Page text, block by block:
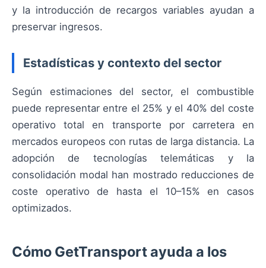
y la introducción de recargos variables ayudan a
preservar ingresos.
Estadísticas y contexto del sector
Según estimaciones del sector, el combustible
puede representar entre el 25% y el 40% del coste
operativo total en transporte por carretera en
mercados europeos con rutas de larga distancia. La
adopción de tecnologías telemáticas y la
consolidación modal han mostrado reducciones de
coste operativo de hasta el 10–15% en casos
optimizados.
Cómo GetTransport ayuda a los